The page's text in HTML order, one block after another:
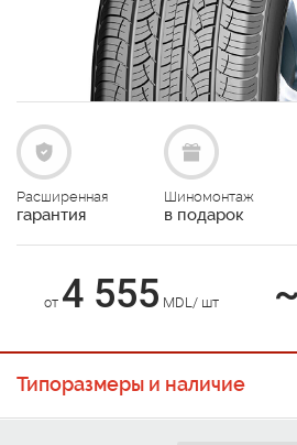
Расширенная
гарантия
Шиномонтаж
в подарок
от 4 555 MDL/ шт
Типоразмеры и наличие